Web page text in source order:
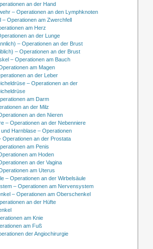
an der Hand
– Operationen an den Lymphknoten
– Operationen am Zwerchfell
am Herz
an der Lunge
– Operationen an der Brust
– Operationen an der Brust
– Operationen am Bauch
am Magen
an der Leber
– Operationen an der
am Darm
an der Milz
an den Nieren
– Operationen an der Nebenniere
und Harnblase – Operationen
Operationen an der Prostata
am Penis
am Hoden
an der Vagina
am Uterus
– Operationen an der Wirbelsäule
– Operationen am Nervensystem
– Operationen am Oberschenkel
an der Hüfte
am Knie
am Fuß
der Angiochirurgie